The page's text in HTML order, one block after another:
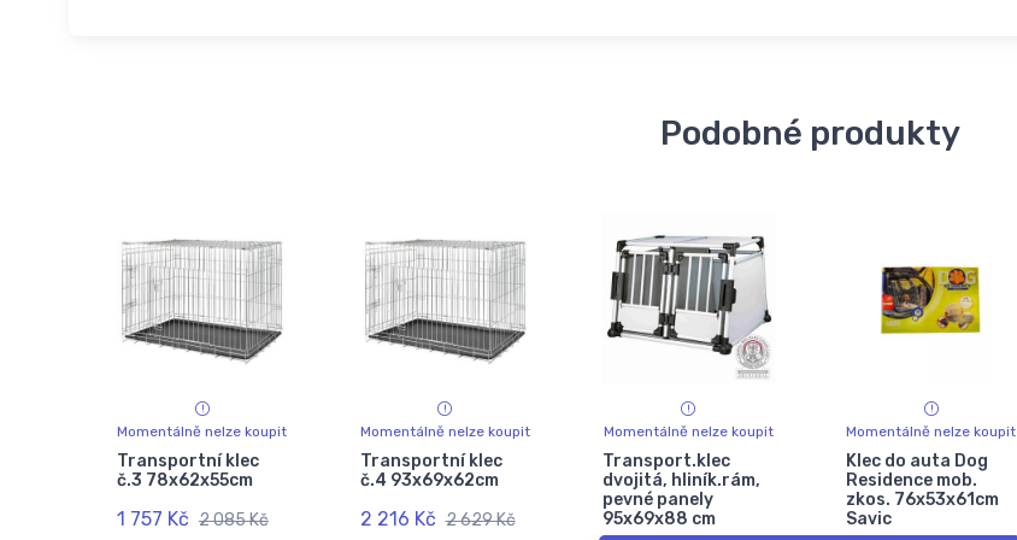
Podobné produkty
Momentálně nelze koupit
Transportní klec
č.3 78x62x55cm
1 757 Kč 2 085 Kč
Momentálně nelze koupit
Transportní klec
č.4 93x69x62cm
2 216 Kč 2 629 Kč
Momentálně nelze koupit
Transport.klec
dvojitá, hliník.rám,
pevné panely
95x69x88 cm
Momentálně nelze koupit
Klec do auta Dog
Residence mob.
zkos. 76x53x61cm
Savic